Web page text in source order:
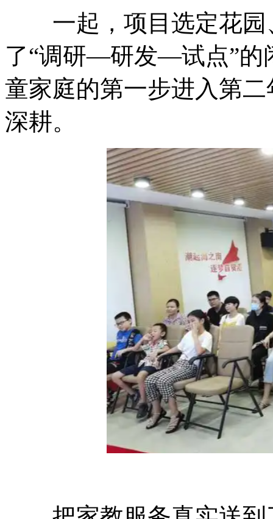
一起，项目选定花园
了“调研—研发—试点”的
童家庭的第一步进入第
深耕。